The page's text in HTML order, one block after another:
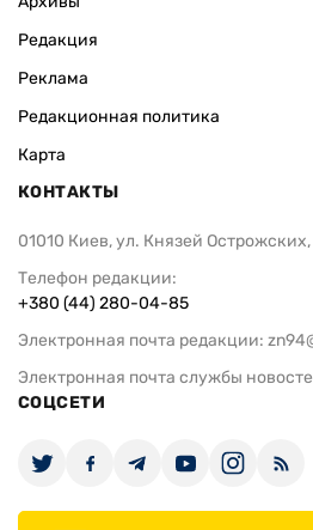
Редакция
Реклама
Редакционная политика
Карта
КОНТАКТЫ
01010 Киев, ул. Князей Острожских,
Телефон редакции:
+380 (44) 280-04-85
Электронная почта редакции:
Электронная почта службы
СОЦСЕТИ